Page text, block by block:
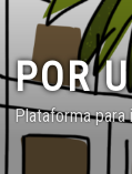
POR
Plataforma para